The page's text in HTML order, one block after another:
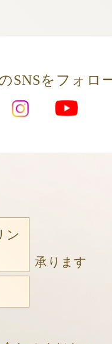
SNSをフォロ
ン
承ります